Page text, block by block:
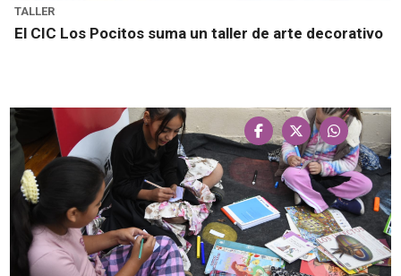
TALLER
El CIC Los Pocitos suma un taller de arte decorativo